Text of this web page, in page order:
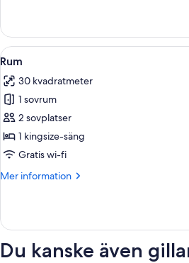
-
kingsize-
(Newly
Renovated)
Öppna
alla
foton
för
Rum
Rum
5
Rum
30 kvadratmeter
1 sovrum
2 sovplatser
1 kingsize-säng
Gratis wi-fi
Mer information
Mer
Du kanske även